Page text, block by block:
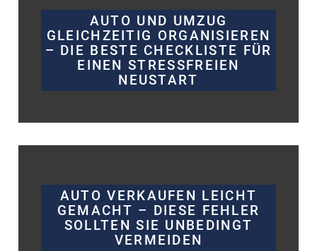
AUTO UND UMZUG
GLEICHZEITIG ORGANISIEREN
– DIE BESTE CHECKLISTE FÜR
EINEN STRESSFREIEN
NEUSTART
AUTO VERKAUFEN LEICHT
GEMACHT – DIESE FEHLER
SOLLTEN SIE UNBEDINGT
VERMEIDEN